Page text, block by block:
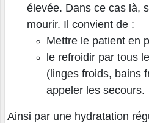
élevée. Dans ce cas là,
mourir. Il convient de :
Mettre le patient en
le refroidir par tous
(linges froids, bains
appeler les secours.
Ainsi par une hydratation